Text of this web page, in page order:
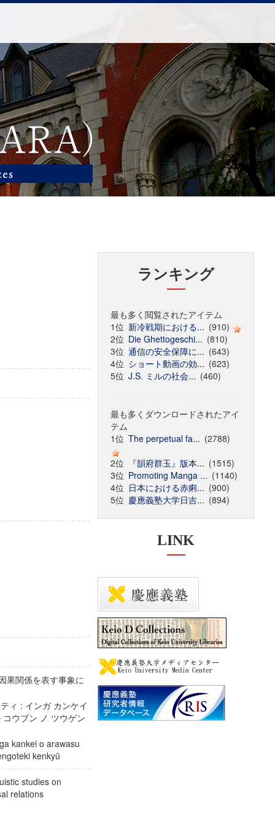
果関係を表す事象に
ィ : インガ カンケイ
ウブン ノ ツウゲン
kankei o arawasu
kenkyū
studies on
relations
ランキング
最も多く閲覧されたアイテム
1位 新冷戦期における... (910)
2位 Die Ghettogeschi... (810)
3位 通信の安全保障に... (643)
4位 ショート動画の効... (623)
5位 J.S. ミルの社会... (460)
最も多くダウンロードされたアイ
テム
1位 The perpetual fa... (2788)
2位
『韻府群玉』版本... (1515)
3位 Promoting Manga ... (1140)
4位 日本における赤痢... (900)
5位 慶應義塾大学日吉... (894)
LINK